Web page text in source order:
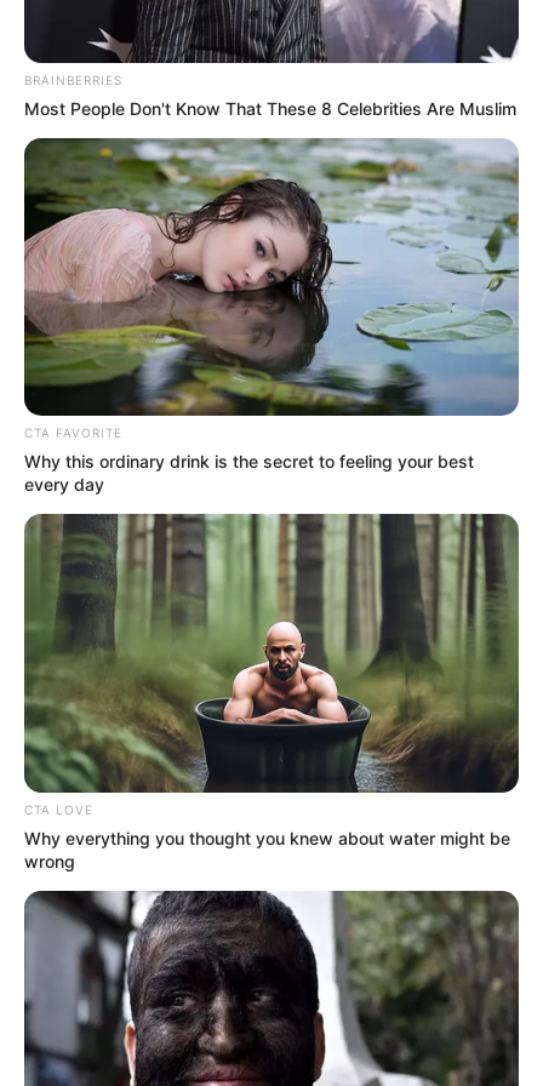
majd.A mai nap nem a származásról, a bőrszínről
szól, hanem az egymás melletti kiállásról
– fogalmazott a szervező.
17:15 Bár a beszédek egy kicsit csúsznak, de a
tömegben több híresség is feltűnt. Molnár Ferenc
Caramel is úgy érezte, hogy ki kell állnia Lázár
János szavai ellen, a híres zebra jelmezes tüntető is
megjelent a Kossuth téren, és Mohamed Fatima
énekesnő is itt van, ő ráadásul fel is szólal
BRAINBERRIES
Most People Don't Know That These 8 Celebrities Are Muslim
CTA FAVORITE
Why this ordinary drink is the secret to feeling your best
every day
CTA LOVE
Why everything you thought you knew about water might be
wrong